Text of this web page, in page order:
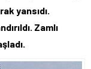
yansıdı.
Zamlı